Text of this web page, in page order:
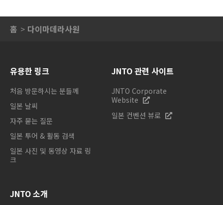
홈 다이마데라사원
유용한 링크
처음 방문하시는 분들께
일본 날씨
자주 묻는 질문
일본 투어 & 활동 검색
일본 사진 및 동영상 자료 링
크
JNTO 관련 사이트
JNTO Corporate
Website
일본 컨벤션 뷰로
JNTO 소개